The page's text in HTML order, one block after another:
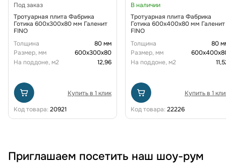
Под заказ
Тротуарная плита Фабрика
Готика 600x300x80 мм Галенит
FINO
Толщина
80 мм
Размер, мм
600х300х80
На поддоне, м2
12,96
Купить в 1 клик
Код товара: 20921
В наличии
Тротуарная плита Фабрика
Готика 600х400х80 мм Галенит
FINO
Толщина
80
Размер, мм
На поддоне, м2
Купить в 1
Код товара: 22226
Приглашаем посетить наш шоу-рум